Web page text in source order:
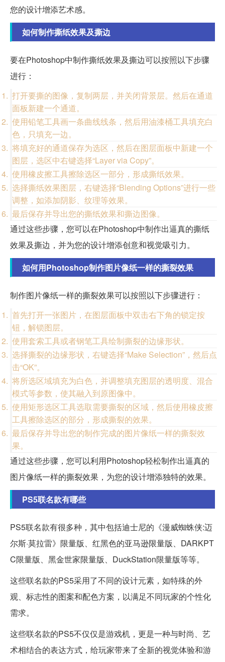
您的设计增添艺术感。
如何制作撕纸效果及撕边
要在Photoshop中制作撕纸效果及撕边可以按照以下步骤
进行：
打开要撕的图像，复制两层，并关闭背景层。然后在通道
面板新建一个通道。
使用铅笔工具画一条曲线线条，然后用油漆桶工具填充白
色，只填充一边。
将填充好的通道保存为选区，然后在图层面板中新建一个
图层，选区中右键选择“Layer via Copy”。
使用橡皮擦工具擦除选区一部分，形成撕纸效果。
选择撕纸效果图层，右键选择“Blending Options”进行一些
调整，如添加阴影、纹理等效果。
最后保存并导出您的撕纸效果和撕边图像。
通过这些步骤，您可以在Photoshop中制作出逼真的撕纸
效果及撕边，并为您的设计增添创意和视觉吸引力。
如何用Photoshop制作图片像纸一样的撕裂效果
制作图片像纸一样的撕裂效果可以按照以下步骤进行：
首先打开一张图片，在图层面板中双击右下角的锁定按
钮，解锁图层。
使用套索工具或者钢笔工具绘制撕裂的边缘形状。
选择撕裂的边缘形状，右键选择“Make Selection”，然后点
击“OK”。
将所选区域填充为白色，并调整填充图层的透明度、混合
模式等参数，使其融入到原图像中。
使用矩形选区工具选取需要撕裂的区域，然后使用橡皮擦
工具擦除选区的部分，形成撕裂的效果。
最后保存并导出您的制作完成的图片像纸一样的撕裂效
果。
通过这些步骤，您可以利用Photoshop轻松制作出逼真的
图片像纸一样的撕裂效果，为您的设计增添独特的效果。
PS5联名款有哪些
PS5联名款有很多种，其中包括迪士尼的《漫威蜘蛛侠:迈
尔斯·莫拉雷》限量版、红黑色的亚马逊限量版、DARKPT
C限量版、黑金世家限量版、DuckStation限量版等等。
这些联名款的PS5采用了不同的设计元素，如特殊的外
观、标志性的图案和配色方案，以满足不同玩家的个性化
需求。
这些联名款的PS5不仅仅是游戏机，更是一种与时尚、艺
术相结合的表达方式，给玩家带来了全新的视觉体验和游